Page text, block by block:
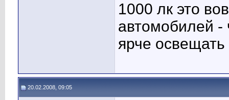
1000 лк это
автомобилей
ярче
20.02.2008, 09:05